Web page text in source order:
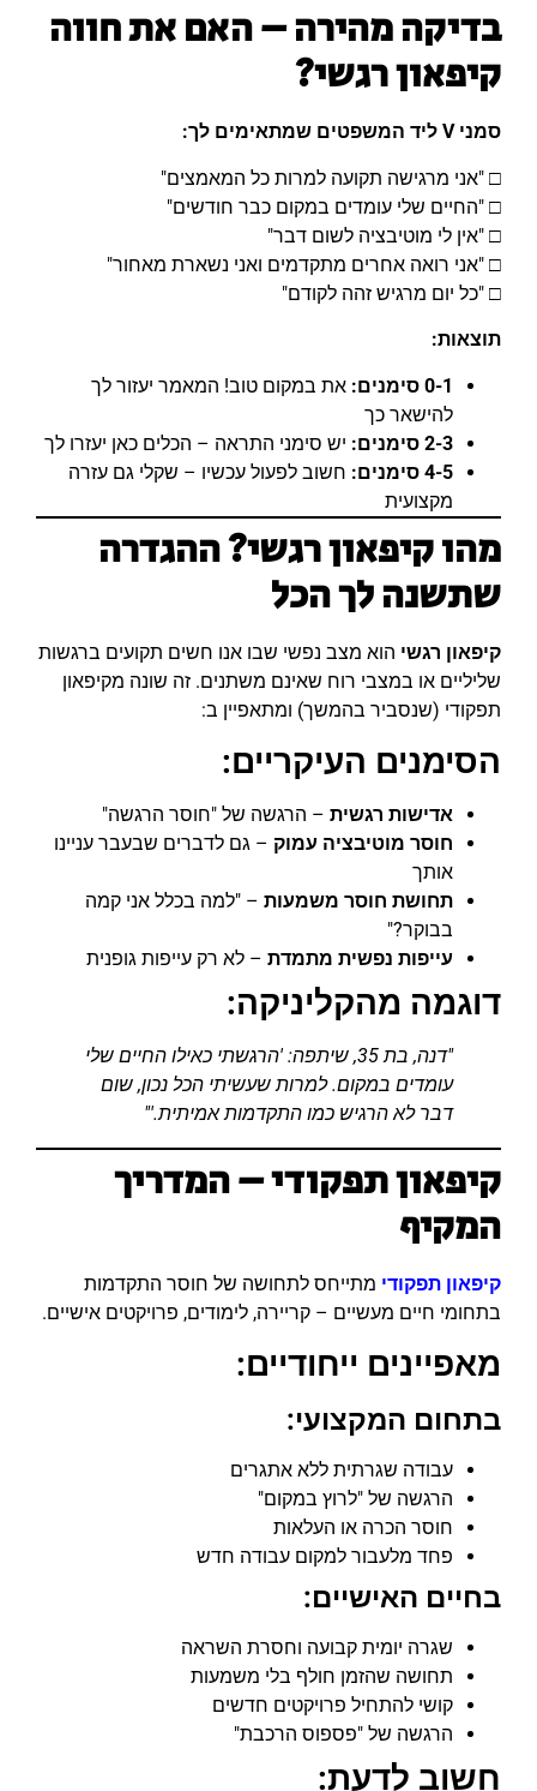
בדיקה מהירה – האם את חווה
קיפאון רגשי?
סמני V ליד המשפטים שמתאימים לך:
□ "אני מרגישה תקועה למרות כל המאמצים"
□ "החיים שלי עומדים במקום כבר חודשים"
□ "אין לי מוטיבציה לשום דבר"
□ "אני רואה אחרים מתקדמים ואני נשארת מאחור"
□ "כל יום מרגיש זהה לקודם"
תוצאות:
0-1 סימנים:
את במקום טוב! המאמר יעזור לך
להישאר כך
2-3 סימנים:
יש סימני התראה – הכלים כאן יעזרו לך
4-5 סימנים:
חשוב לפעול עכשיו – שקלי גם עזרה
מקצועית
מהו קיפאון רגשי? ההגדרה
שתשנה לך הכל
קיפאון רגשי הוא מצב נפשי שבו אנו חשים תקועים ברגשות
שליליים או במצבי רוח שאינם משתנים. זה שונה מקיפאון
תפקודי (שנסביר בהמשך) ומתאפיין ב:
הסימנים העיקריים:
אדישות רגשית – הרגשה של "חוסר הרגשה"
חוסר מוטיבציה עמוק – גם לדברים שבעבר עניינו
אותך
תחושת חוסר משמעות – "למה בכלל אני קמה
בבוקר?"
עייפות נפשית מתמדת – לא רק עייפות גופנית
דוגמה מהקליניקה:
"דנה, בת 35, שיתפה: 'הרגשתי כאילו החיים שלי
עומדים במקום. למרות שעשיתי הכל נכון, שום
דבר לא הרגיש כמו התקדמות אמיתית.'"
קיפאון תפקודי – המדריך
המקיף
קיפאון תפקודי מתייחס לתחושה של חוסר התקדמות
בתחומי חיים מעשיים – קריירה, לימודים, פרויקטים אישיים.
מאפיינים ייחודיים:
בתחום המקצועי:
עבודה שגרתית ללא אתגרים
הרגשה של "לרוץ במקום"
חוסר הכרה או העלאות
פחד מלעבור למקום עבודה חדש
בחיים האישיים:
שגרה יומית קבועה וחסרת השראה
תחושה שהזמן חולף בלי משמעות
קושי להתחיל פרויקטים חדשים
הרגשה של "פספוס הרכבת"
חשוב לדעת: